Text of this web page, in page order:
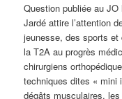
Question publiée au
Jardé attire l’attention
jeunesse, des sports et
la T2A au progrès
chirurgiens
techniques dites « mini
dégâts musculaires,